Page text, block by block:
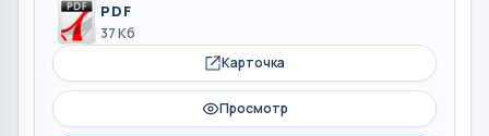
PDF
37 Кб
Карточка
Просмотр